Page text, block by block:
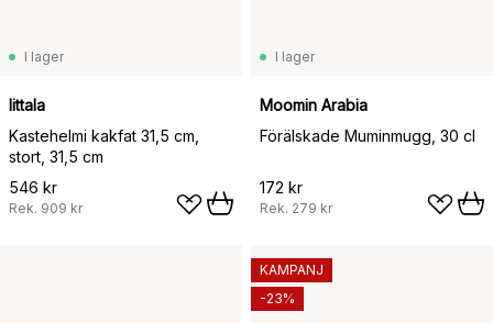
I lager
Iittala
Kastehelmi kakfat 31,5 cm,
stort, 31,5 cm
546 kr
Rek. 909 kr
I lager
Moomin Arabia
Förälskade Muminmugg, 30 cl
172 kr
Rek. 279 kr
KAMPANJ
-23%